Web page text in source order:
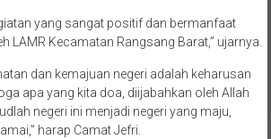
yang sangat positif dan bermanfaat
LAMR Kecamatan Rangsang Barat,” ujarnya.
dan kemajuan negeri adalah keharusan
apa yang kita doa, diijabahkan oleh Allah
negeri ini menjadi negeri yang maju,
harap Camat Jefri.